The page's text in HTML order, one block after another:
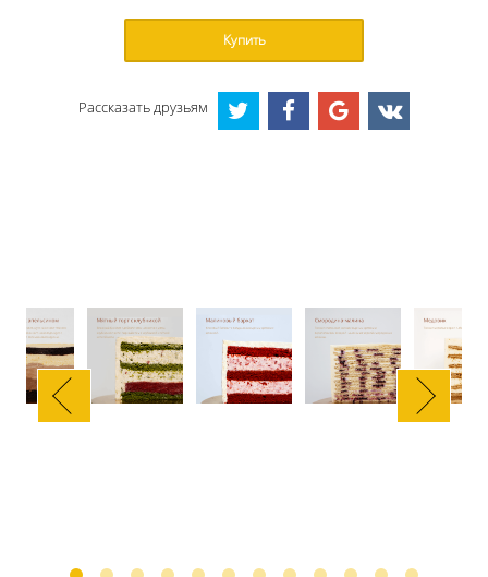
Купить
Рассказать друзьям